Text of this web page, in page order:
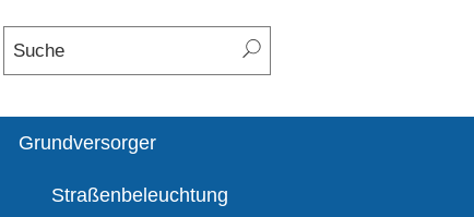
Grundversorger
Straßenbeleuchtung